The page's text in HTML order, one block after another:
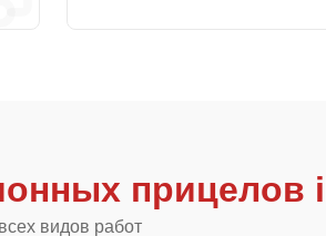
прицелов
видов работ